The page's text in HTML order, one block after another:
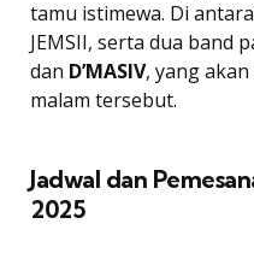
tamu istimewa. Di
JEMSII, serta dua band
dan D’MASIV, yang
malam tersebut.
Jadwal dan
2025